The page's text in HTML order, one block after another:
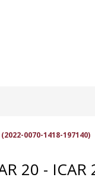
(2022-0070-1418-197140)
20 - ICAR